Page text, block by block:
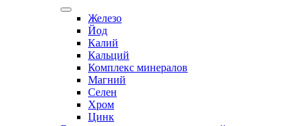
Железо
Йод
Калий
Кальций
Комплекс минералов
Магний
Селен
Хром
Цинк